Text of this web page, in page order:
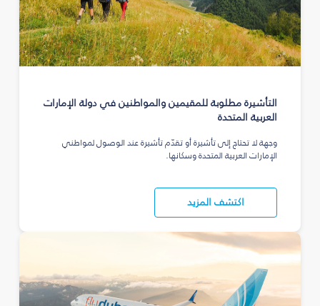
التأشيرة مطلوبة للمقيمين والمواطنين في دولة الإمارات
العربية المتحدة
وجهة لا تحتاج إلى تأشيرة أو تقدّم تأشيرة عند الوصول لمواطني
الإمارات العربية المتحدة وسكانها.
اكتشف المزيد